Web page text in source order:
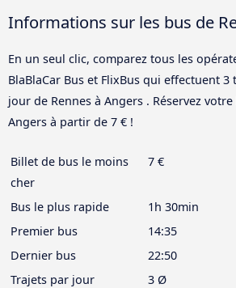
Informations sur les bus de
En un seul clic, comparez tous les
BlaBlaCar Bus et FlixBus qui effectuent
jour de Rennes à Angers . Réservez
Angers à partir de 7 € !
Billet de bus le moins
cher
7 €
Bus le plus rapide
1h 30min
Premier bus
14:35
Dernier bus
22:50
Trajets par jour
3 Ø